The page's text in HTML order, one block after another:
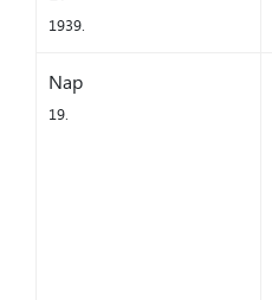
1939.
Nap
19.